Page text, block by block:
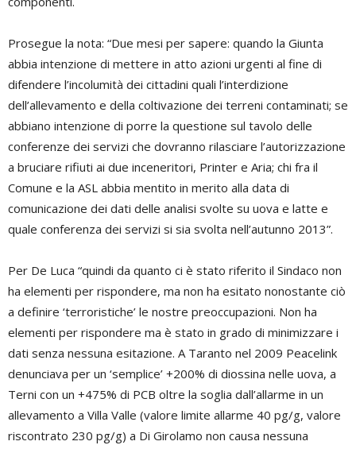
Prosegue la nota: “Due mesi per sapere: quando la Giunta
abbia intenzione di mettere in atto azioni urgenti al fine di
difendere l’incolumità dei cittadini quali l’interdizione
dell’allevamento e della coltivazione dei terreni contaminati; se
abbiano intenzione di porre la questione sul tavolo delle
conferenze dei servizi che dovranno rilasciare l’autorizzazione
a bruciare rifiuti ai due inceneritori, Printer e Aria; chi fra il
Comune e la ASL abbia mentito in merito alla data di
comunicazione dei dati delle analisi svolte su uova e latte e
quale conferenza dei servizi si sia svolta nell’autunno 2013”.
Per De Luca “quindi da quanto ci è stato riferito il Sindaco non
ha elementi per rispondere, ma non ha esitato nonostante ciò
a definire ‘terroristiche’ le nostre preoccupazioni. Non ha
elementi per rispondere ma è stato in grado di minimizzare i
dati senza nessuna esitazione. A Taranto nel 2009 Peacelink
denunciava per un ‘semplice’ +200% di diossina nelle uova, a
Terni con un +475% di PCB oltre la soglia dall’allarme in un
allevamento a Villa Valle (valore limite allarme 40 pg/g, valore
riscontrato 230 pg/g) a Di Girolamo non causa nessuna